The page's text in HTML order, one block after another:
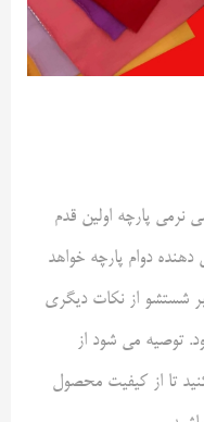
نرمی پارچه اولین قدم
دوام پارچه خواهد
شستشو از نکات دیگری
توصیه می شود از
تا از کیفیت محصول